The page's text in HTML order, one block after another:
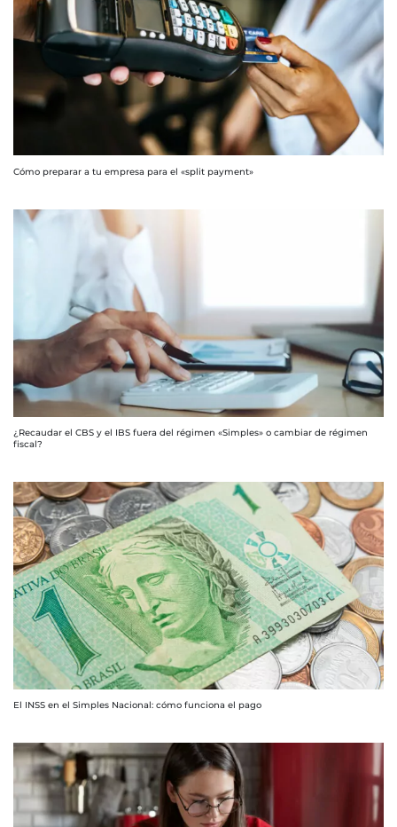
Cómo preparar a tu empresa para el «split payment»
¿Recaudar el CBS y el IBS fuera del régimen «Simples» o cambiar de régimen
fiscal?
El INSS en el Simples Nacional: cómo funciona el pago